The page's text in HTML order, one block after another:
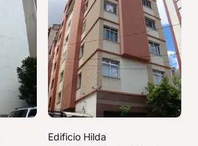
Edificio Hilda